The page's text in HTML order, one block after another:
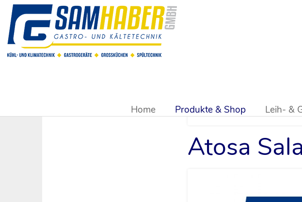
Home Produkte & Shop Leih- &
Atosa